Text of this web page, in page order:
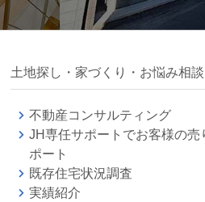
土地探し・家づくり・お悩み相談
不動産コンサルティング
JH専任サポートでお客様の売
ポート
既存住宅状況調査
実績紹介